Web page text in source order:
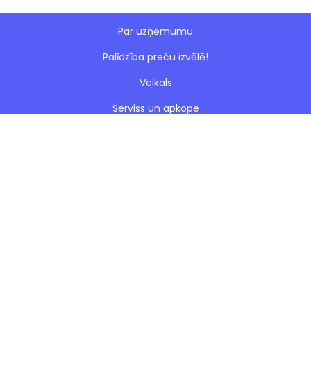
Par uzņēmumu
Palīdzība preču izvēlē!
Veikals
Serviss un apkope